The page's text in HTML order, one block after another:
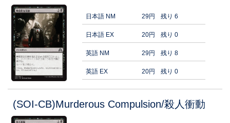
日本語 NM 29円 残り 6
日本語 EX 20円 残り 0
英語 NM 29円 残り 8
英語 EX 20円 残り 0
(SOI-CB)Murderous Compulsion/殺人衝動